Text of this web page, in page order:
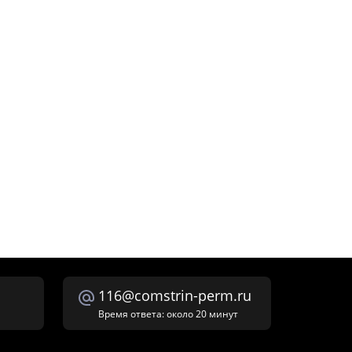
116@comstrin-perm.ru
Время ответа: около 20 минут